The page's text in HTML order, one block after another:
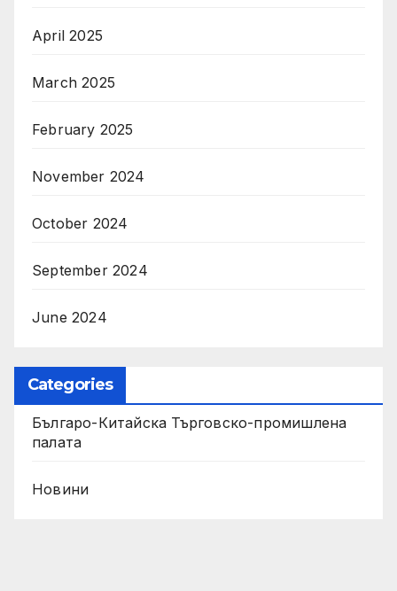
April 2025
March 2025
February 2025
November 2024
October 2024
September 2024
June 2024
Categories
Българо-Китайска Търговско-промишлена
палaта
Новини